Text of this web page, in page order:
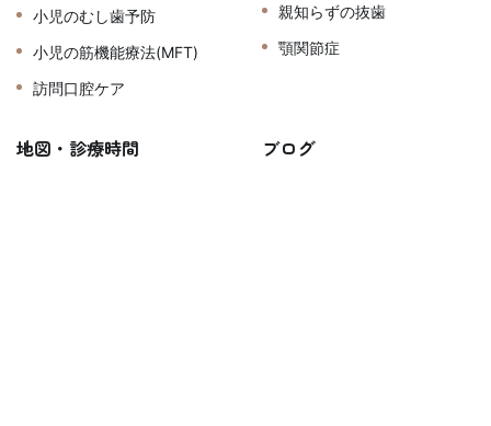
小児のむし歯予防
小児の筋機能療法(MFT)
訪問口腔ケア
親知らずの抜歯
顎関節症
地図・診療時間 ブログ